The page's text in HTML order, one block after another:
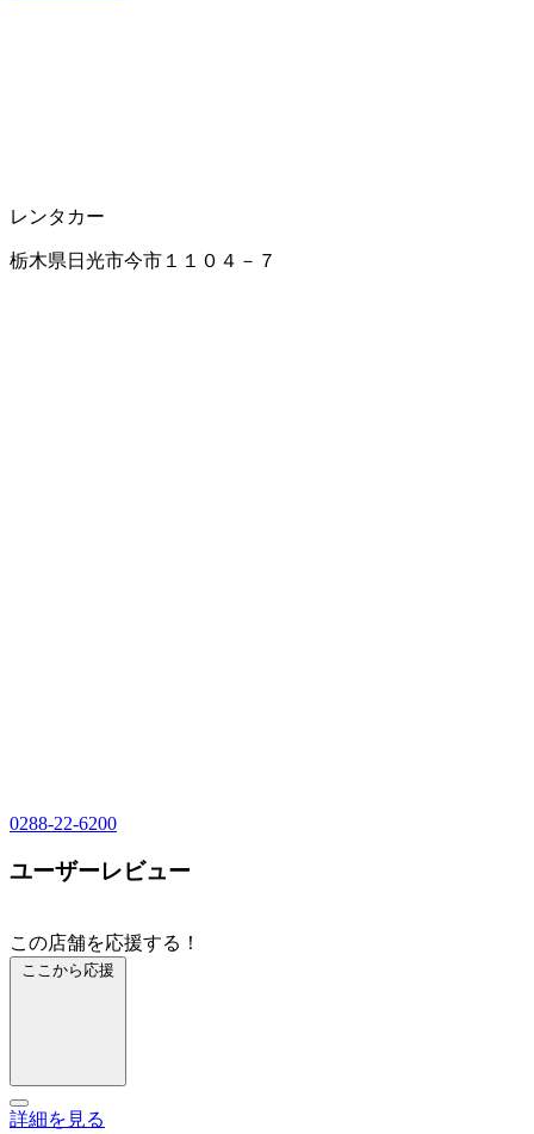
レンタカー
栃木県日光市今市１１０４－７
0288-22-6200
ユーザーレビュー
この店舗を応援する！
ここから応援
詳細を見る